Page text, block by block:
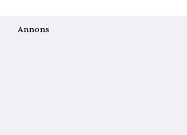
Annons